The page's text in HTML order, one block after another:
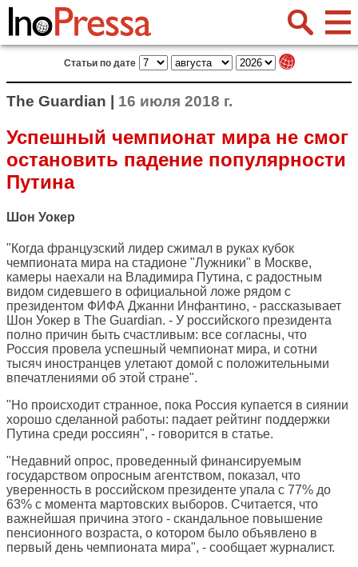
Статьи по дате
The Guardian | 16 июля 2018 г.
Успешный чемпионат мира не смог
остановить падение популярности
Путина
Шон Уокер
"Когда французский лидер сжимал в руках кубок
чемпионата мира на стадионе "Лужники" в Москве,
камеры наехали на Владимира Путина, с радостным
видом сидевшего в официальной ложе рядом с
президентом ФИФА Джанни Инфантино, - рассказывает
Шон Уокер в The Guardian. - У российского президента
полно причин быть счастливым: все согласны, что
Россия провела успешный чемпионат мира, и сотни
тысяч иностранцев улетают домой с положительными
впечатлениями об этой стране".
"Но происходит странное, пока Россия купается в сиянии
хорошо сделанной работы: падает рейтинг поддержки
Путина среди россиян", - говорится в статье.
"Недавний опрос, проведенный финансируемым
государством опросным агентством, показал, что
уверенность в российском президенте упала с 77% до
63% с момента мартовских выборов. Считается, что
важнейшая причина этого - скандальное повышение
пенсионного возраста, о котором было объявлено в
первый день чемпионата мира", - сообщает журналист.